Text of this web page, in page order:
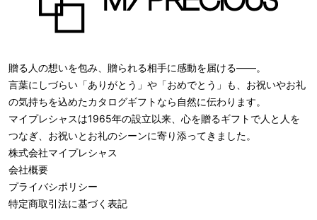
贈る人の想いを包み、贈られる相手に感動を届ける――。
言葉にしづらい「ありがとう」や「おめでとう」も、お祝いやお礼
の気持ちを込めたカタログギフトなら自然に伝わります。
マイプレシャスは1965年の設立以来、心を贈るギフトで人と人を
つなぎ、お祝いとお礼のシーンに寄り添ってきました。
株式会社マイプレシャス
会社概要
プライバシポリシー
特定商取引法に基づく表記